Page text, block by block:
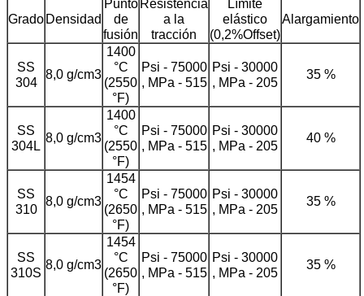
GradoDensidad
de
fusión
a la
tracción
elástico
(0,2%Offset)
Alargamiento
SS
304
8,0 g/cm3
1400
°C
(2550
°F)
Psi - 75000
, MPa - 515
Psi - 30000
, MPa - 205
35 %
SS
304L
8,0 g/cm3
1400
°C
(2550
°F)
Psi - 75000
, MPa - 515
Psi - 30000
, MPa - 205
40 %
SS
310
8,0 g/cm3
1454
°C
(2650
°F)
Psi - 75000
, MPa - 515
Psi - 30000
, MPa - 205
35 %
SS
310S
8,0 g/cm3
1454
°C
(2650
°F)
Psi - 75000
, MPa - 515
Psi - 30000
, MPa - 205
35 %